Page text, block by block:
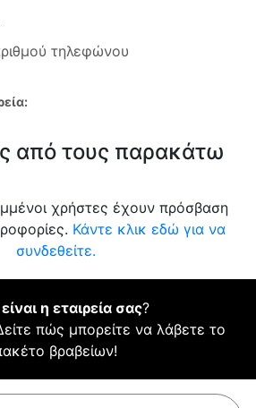
τηλεφώνου
από τους παρακάτω
χρήστες έχουν πρόσβαση
Κάντε κλικ εδώ για να
συνδεθείτε.
η εταιρεία σας?
πώς μπορείτε να λάβετε το
βραβείων!